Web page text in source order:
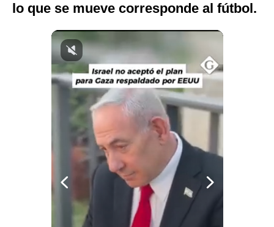
gestion.pe
lo que se mueve corresponde al fútbol.